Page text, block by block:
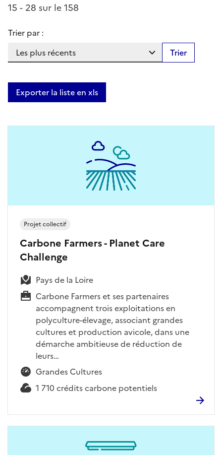
15 - 28 sur le 158
Trier par :
Trier
Exporter la liste en xls
Carbone Farmers - Planet Care
Challenge
Pays de la Loire
Carbone Farmers et ses partenaires
accompagnent trois exploitations en
polyculture-élevage, associant grandes
cultures et production avicole, dans une
démarche ambitieuse de réduction de
leurs…
Grandes Cultures
1 710 crédits carbone potentiels
Projet collectif